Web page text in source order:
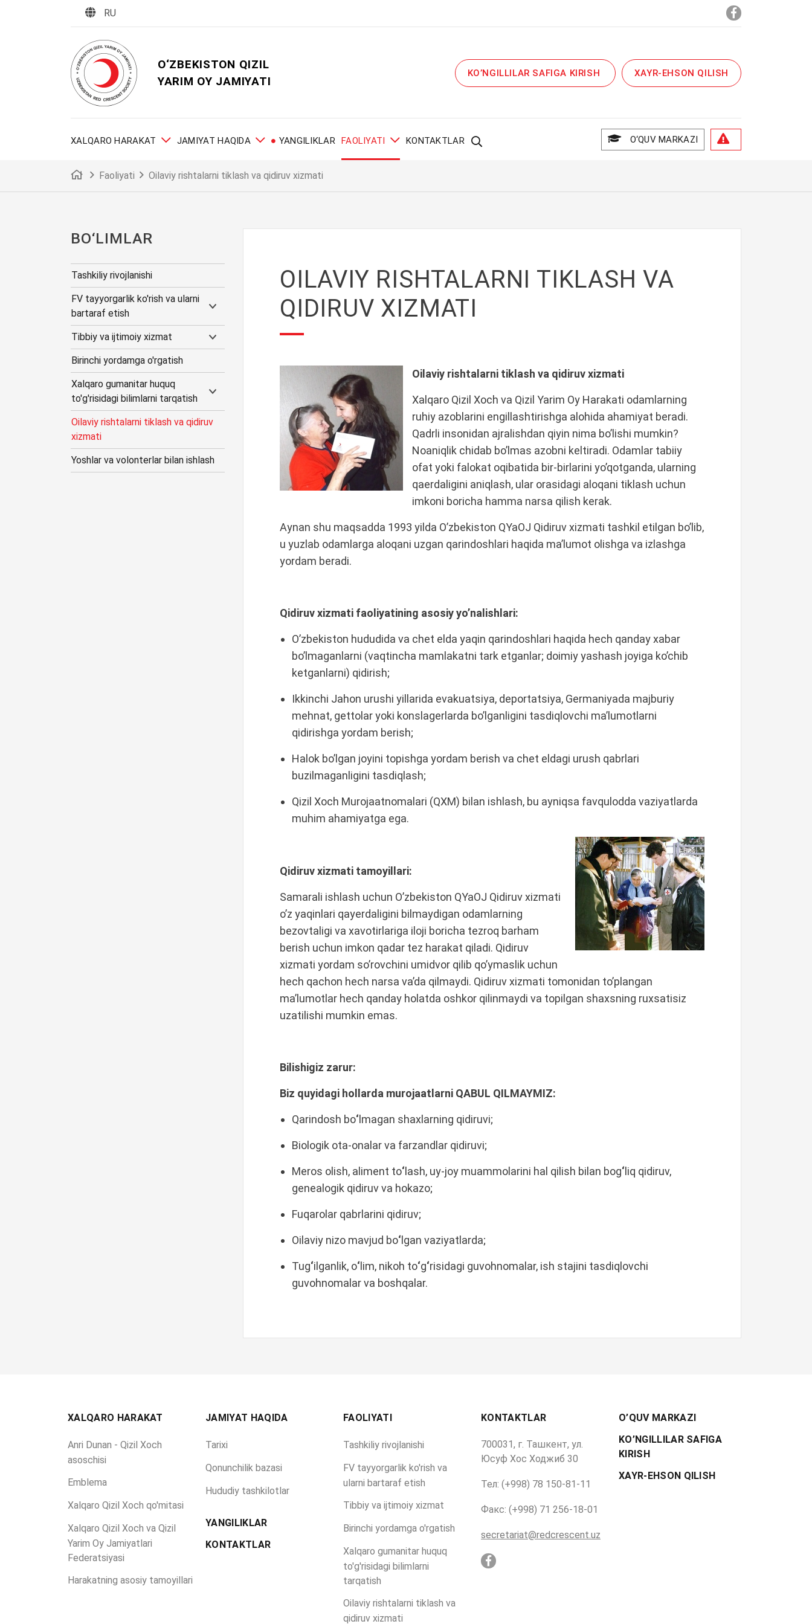
RU
O‘ZBEKISTON QIZIL
YARIM OY JAMIYATI
KO’NGILLILAR SAFIGA KIRISH XAYR-EHSON QILISH
XALQARO HARAKAT JAMIYAT HAQIDA YANGILIKLAR FAOLIYATI KONTAKTLAR O‘QUV MARKAZI
Faoliyati Oilaviy rishtalarni tiklash va qidiruv xizmati
BO‘LIMLАR
Tashkiliy rivojlanishi
FV tayyorgarlik ko'rish va ularni
bartaraf etish
Tibbiy va ijtimoiy xizmat
Birinchi yordamga o'rgatish
Xalqaro gumanitar huquq
to'g'risidagi bilimlarni tarqatish
Oilaviy rishtalarni tiklash va qidiruv
xizmati
Yoshlar va volonterlar bilan ishlash
OILAVIY RISHTALARNI TIKLASH VA
QIDIRUV XIZMATI
Oilaviy rishtalarni tiklash va qidiruv xizmati
Xalqaro Qizil Xoch va Qizil Yarim Oy Harakati odamlarning
ruhiy azoblarini engillashtirishga alohida ahamiyat beradi.
Qadrli insonidan ajralishdan qiyin nima bo’lishi mumkin?
Noaniqlik chidab bo’lmas azobni keltiradi. Odamlar tabiiy
ofat yoki falokat oqibatida bir-birlarini yo’qotganda, ularning
qaerdaligini aniqlash, ular orasidagi aloqani tiklash uchun
imkoni boricha hamma narsa qilish kerak.
Aynan shu maqsadda 1993 yilda O’zbekiston QYaOJ Qidiruv xizmati tashkil etilgan bo’lib,
u yuzlab odamlarga aloqani uzgan qarindoshlari haqida ma’lumot olishga va izlashga
yordam beradi.
Qidiruv xizmati faoliyatining asosiy yo’nalishlari:
O’zbekiston hududida va chet elda yaqin qarindoshlari haqida hech qanday xabar
bo’lmaganlarni (vaqtincha mamlakatni tark etganlar; doimiy yashash joyiga ko’chib
ketganlarni) qidirish;
Ikkinchi Jahon urushi yillarida evakuatsiya, deportatsiya, Germaniyada majburiy
mehnat, gettolar yoki konslagerlarda bo’lganligini tasdiqlovchi ma’lumotlarni
qidirishga yordam berish;
Halok bo’lgan joyini topishga yordam berish va chet eldagi urush qabrlari
buzilmaganligini tasdiqlash;
Qizil Xoch Murojaatnomalari (QXM) bilan ishlash, bu ayniqsa favqulodda vaziyatlarda
muhim ahamiyatga ega.
Qidiruv xizmati tamoyillari:
Samarali ishlash uchun O’zbekiston QYaOJ Qidiruv xizmati
o’z yaqinlari qayerdaligini bilmaydigan odamlarning
bezovtaligi va xavotirlariga iloji boricha tezroq barham
berish uchun imkon qadar tez harakat qiladi. Qidiruv
xizmati yordam so’rovchini umidvor qilib qo’ymaslik uchun
hech qachon hech narsa va’da qilmaydi. Qidiruv xizmati tomonidan to’plangan
ma’lumotlar hech qanday holatda oshkor qilinmaydi va topilgan shaxsning ruxsatisiz
uzatilishi mumkin emas.
Bilishigiz zarur:
Biz quyidagi hollarda murojaatlarni QABUL QILMAYMIZ:
Qarindosh bo‘ lmagan shaxlarning qidiruvi;
Biologik ota-onalar va farzandlar qidiruvi;
Meros olish, aliment to‘ lash, uy-joy muammolarini hal qilish bilan bog‘ liq qidiruv,
genealogik qidiruv va hokazo;
Fuqarolar qabrlarini qidiruv;
Oilaviy nizo mavjud bo‘ lgan vaziyatlarda;
Tug‘ilganlik, o‘ lim, nikoh to‘g‘risidagi guvohnomalar, ish stajini tasdiqlovchi
guvohnomalar va boshqalar.
XALQARO HARAKAT
Anri Dunan - Qizil Xoch
asoschisi
Emblema
Xalqaro Qizil Xoch qo'mitasi
Xalqaro Qizil Xoch va Qizil
Yarim Oy Jamiyatlari
Federatsiyasi
Harakatning asosiy tamoyillari
JAMIYAT HAQIDA
Tarixi
Qonunchilik bazasi
Hududiy tashkilotlar
YANGILIKLAR
KONTAKTLAR
FAOLIYATI
Tashkiliy rivojlanishi
FV tayyorgarlik ko'rish va
ularni bartaraf etish
Tibbiy va ijtimoiy xizmat
Birinchi yordamga o'rgatish
Xalqaro gumanitar huquq
to'g'risidagi bilimlarni
tarqatish
Oilaviy rishtalarni tiklash va
qidiruv xizmati
KONTAKTLAR
700031, г. Ташкент, ул.
Юсуф Хос Ходжиб 30
Тел: (+998) 78 150-81-11
Факс: (+998) 71 256-18-01
secretariat@redcrescent.uz
O’QUV MARKAZI
KO’NGILLILAR SAFIGA
KIRISH
XAYR-EHSON QILISH